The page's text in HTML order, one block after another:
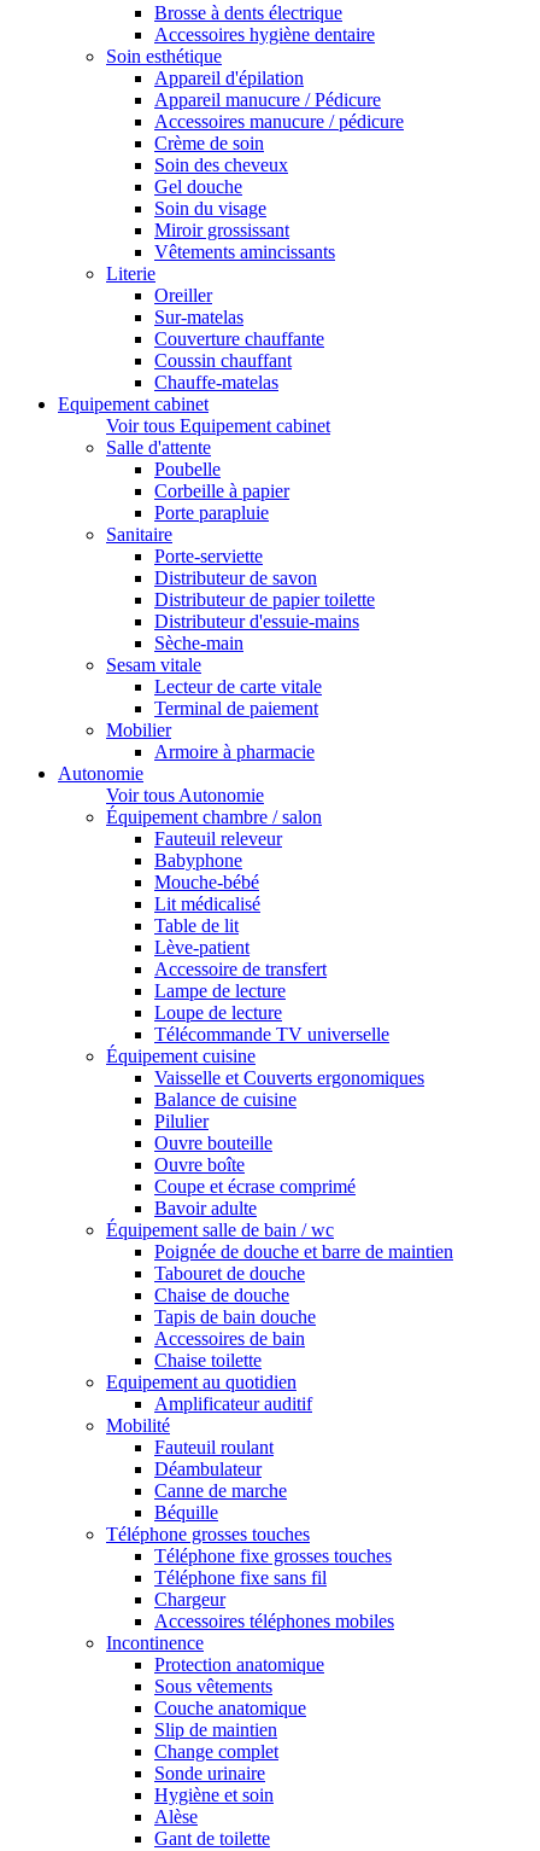
Brosse à dents électrique
Accessoires hygiène dentaire
Soin esthétique
Appareil d'épilation
Appareil manucure / Pédicure
Accessoires manucure / pédicure
Crème de soin
Soin des cheveux
Gel douche
Soin du visage
Miroir grossissant
Vêtements amincissants
Literie
Oreiller
Sur-matelas
Couverture chauffante
Coussin chauffant
Chauffe-matelas
Equipement cabinet
Voir tous Equipement cabinet
Salle d'attente
Poubelle
Corbeille à papier
Porte parapluie
Sanitaire
Porte-serviette
Distributeur de savon
Distributeur de papier toilette
Distributeur d'essuie-mains
Sèche-main
Sesam vitale
Lecteur de carte vitale
Terminal de paiement
Mobilier
Armoire à pharmacie
Autonomie
Voir tous Autonomie
Équipement chambre / salon
Fauteuil releveur
Babyphone
Mouche-bébé
Lit médicalisé
Table de lit
Lève-patient
Accessoire de transfert
Lampe de lecture
Loupe de lecture
Télécommande TV universelle
Équipement cuisine
Vaisselle et Couverts ergonomiques
Balance de cuisine
Pilulier
Ouvre bouteille
Ouvre boîte
Coupe et écrase comprimé
Bavoir adulte
Équipement salle de bain / wc
Poignée de douche et barre de maintien
Tabouret de douche
Chaise de douche
Tapis de bain douche
Accessoires de bain
Chaise toilette
Equipement au quotidien
Amplificateur auditif
Mobilité
Fauteuil roulant
Déambulateur
Canne de marche
Béquille
Téléphone grosses touches
Téléphone fixe grosses touches
Téléphone fixe sans fil
Chargeur
Accessoires téléphones mobiles
Incontinence
Protection anatomique
Sous vêtements
Couche anatomique
Slip de maintien
Change complet
Sonde urinaire
Hygiène et soin
Alèse
Gant de toilette